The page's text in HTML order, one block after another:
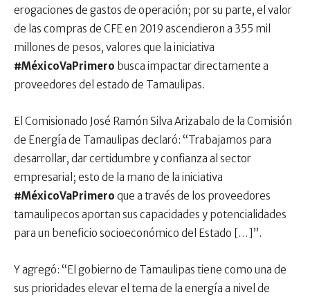
erogaciones de gastos de operación; por su parte, el valor
de las compras de CFE en 2019 ascendieron a 355 mil
millones de pesos, valores que la iniciativa
#MéxicoVaPrimero busca impactar directamente a
proveedores del estado de Tamaulipas.
El Comisionado José Ramón Silva Arizabalo de la Comisión
de Energía de Tamaulipas declaró: “Trabajamos para
desarrollar, dar certidumbre y confianza al sector
empresarial; esto de la mano de la iniciativa
#MéxicoVaPrimero que a través de los proveedores
tamaulipecos aportan sus capacidades y potencialidades
para un beneficio socioeconómico del Estado […]”.
Y agregó: “El gobierno de Tamaulipas tiene como una de
sus prioridades elevar el tema de la energía a nivel de